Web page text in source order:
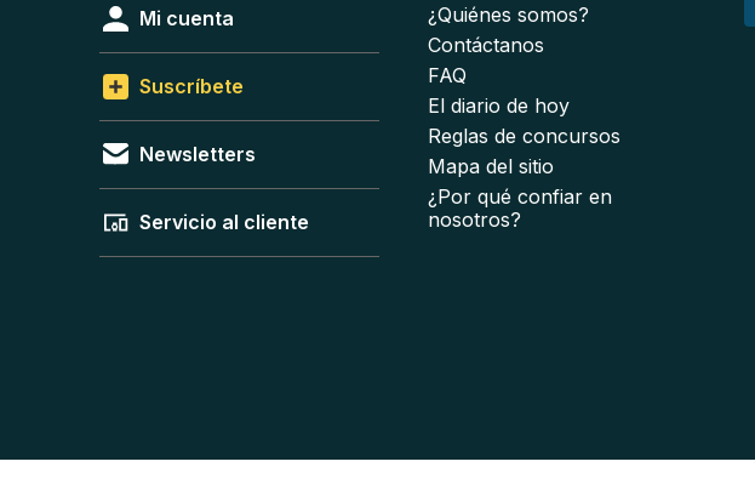
Mi cuenta
Suscríbete
Newsletters
Servicio al cliente
¿Quiénes somos?
Contáctanos
FAQ
El diario de hoy
Reglas de concursos
Mapa del sitio
¿Por qué confiar en
nosotros?